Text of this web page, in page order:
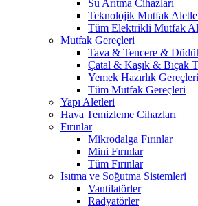
Su Arıtma Cihazları
Teknolojik Mutfak
Tüm Elektrikli Mutfak
Mutfak Gereçleri
Tava & Tencere &
Çatal & Kaşık & Bıçak
Yemek Hazırlık Gereçleri
Tüm Mutfak Gereçleri
Yapı Aletleri
Hava Temizleme Cihazları
Fırınlar
Mikrodalga Fırınlar
Mini Fırınlar
Tüm Fırınlar
Isıtma ve Soğutma Sistemleri
Vantilatörler
Radyatörler